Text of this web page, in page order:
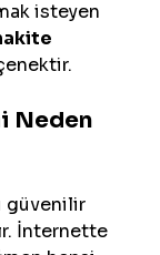
isteyen
Neden
güvenilir
İnternette